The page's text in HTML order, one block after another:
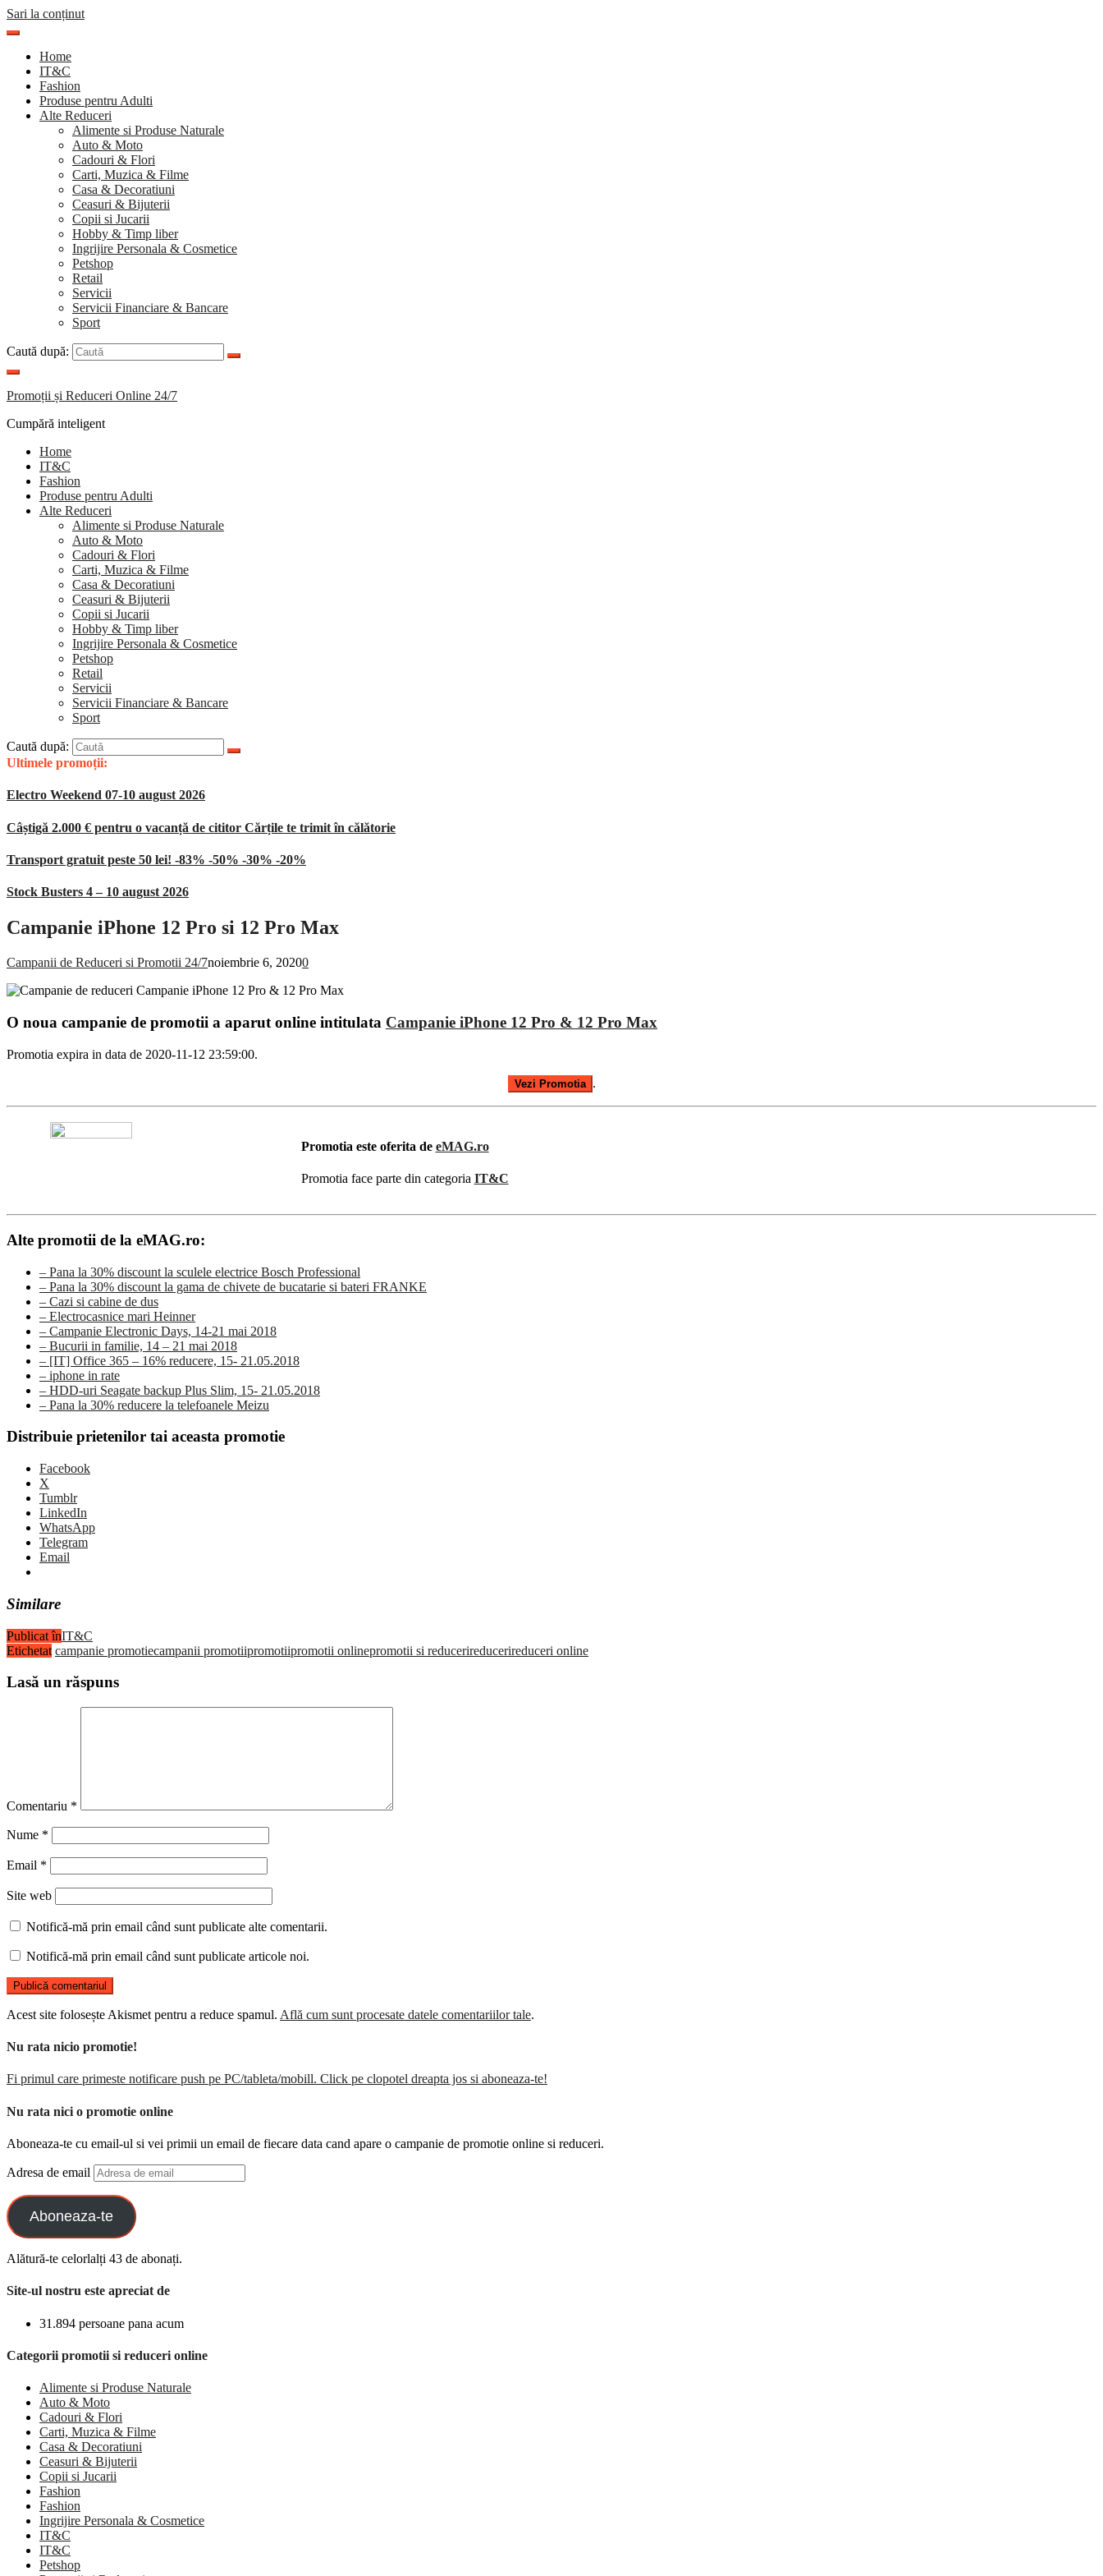
Sari la conținut
Home
IT&C
Fashion
Produse pentru Adulti
Alte Reduceri
Alimente si Produse Naturale
Auto & Moto
Cadouri & Flori
Carti, Muzica & Filme
Casa & Decoratiuni
Ceasuri & Bijuterii
Copii si Jucarii
Hobby & Timp liber
Ingrijire Personala & Cosmetice
Petshop
Retail
Servicii
Servicii Financiare & Bancare
Sport
Caută după:
Promoții și Reduceri Online 24/7
Cumpără inteligent
Home
IT&C
Fashion
Produse pentru Adulti
Alte Reduceri
Alimente si Produse Naturale
Auto & Moto
Cadouri & Flori
Carti, Muzica & Filme
Casa & Decoratiuni
Ceasuri & Bijuterii
Copii si Jucarii
Hobby & Timp liber
Ingrijire Personala & Cosmetice
Petshop
Retail
Servicii
Servicii Financiare & Bancare
Sport
Caută după:
Ultimele promoții:
Electro Weekend 07-10 august 2026
Câștigă 2.000 € pentru o vacanță de cititor Cărțile te trimit în călătorie
Transport gratuit peste 50 lei! -83% -50% -30% -20%
Stock Busters 4 – 10 august 2026
Campanie iPhone 12 Pro si 12 Pro Max
Campanii de Reduceri si Promotii 24/7noiembrie 6, 20200
O noua campanie de promotii a aparut online intitulata Campanie iPhone 12 Pro & 12 Pro Max
Promotia expira in data de 2020-11-12 23:59:00.
Vezi Promotia .
Promotia este oferita de eMAG.ro
Promotia face parte din categoria IT&C
Alte promotii de la eMAG.ro:
– Pana la 30% discount la sculele electrice Bosch Professional
– Pana la 30% discount la gama de chivete de bucatarie si bateri FRANKE
– Cazi si cabine de dus
– Electrocasnice mari Heinner
– Campanie Electronic Days, 14-21 mai 2018
– Bucurii in familie, 14 – 21 mai 2018
– [IT] Office 365 – 16% reducere, 15- 21.05.2018
– iphone in rate
– HDD-uri Seagate backup Plus Slim, 15- 21.05.2018
– Pana la 30% reducere la telefoanele Meizu
Distribuie prietenilor tai aceasta promotie
Facebook
X
Tumblr
LinkedIn
WhatsApp
Telegram
Email
Similare
Publicat înIT&C
Etichetat campanie promotiecampanii promotiipromotiipromotii onlinepromotii si reducerireducerireduceri online
Lasă un răspuns
Comentariu *
Nume *
Email *
Site web
Notifică-mă prin email când sunt publicate alte comentarii.
Notifică-mă prin email când sunt publicate articole noi.
Acest site folosește Akismet pentru a reduce spamul. Află cum sunt procesate datele comentariilor tale.
Nu rata nicio promotie!
Fi primul care primeste notificare push pe PC/tableta/mobill. Click pe clopotel dreapta jos si aboneaza-te!
Nu rata nici o promotie online
Aboneaza-te cu email-ul si vei primii un email de fiecare data cand apare o campanie de promotie online si reduceri.
Adresa de email
Aboneaza-te
Alătură-te celorlalți 43 de abonați.
Site-ul nostru este apreciat de
31.894 persoane pana acum
Categorii promotii si reduceri online
Alimente si Produse Naturale
Auto & Moto
Cadouri & Flori
Carti, Muzica & Filme
Casa & Decoratiuni
Ceasuri & Bijuterii
Copii si Jucarii
Fashion
Fashion
Ingrijire Personala & Cosmetice
IT&C
IT&C
Petshop